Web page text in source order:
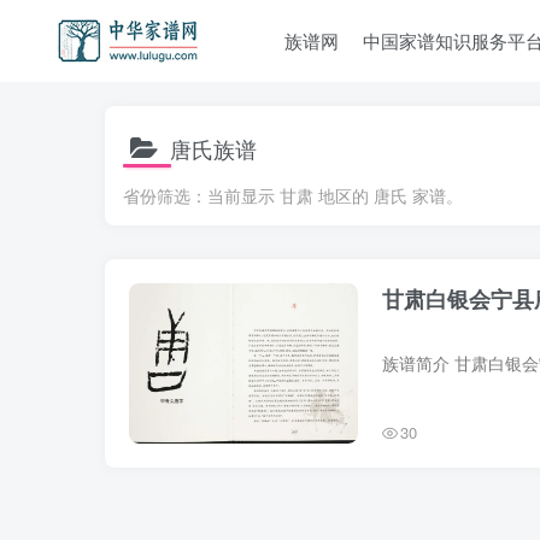
族谱网 中国家谱知识服务平
唐氏族谱
省份筛选：当前显示 甘肃 地区的 唐氏 家谱。
甘肃白银会宁
30